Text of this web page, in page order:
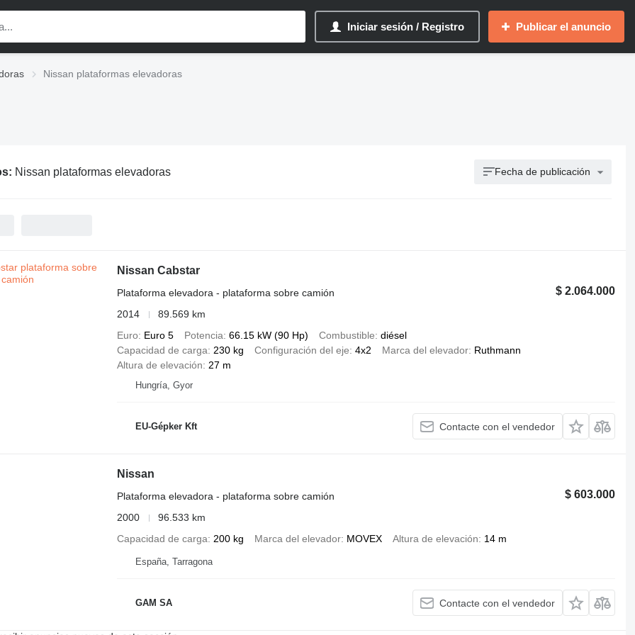
Iniciar sesión / Registro Publicar el anuncio
Nissan plataformas elevadoras
Nissan plataformas elevadoras Fecha de publicación
Nissan Cabstar
$ 2.064.000
Plataforma elevadora - plataforma sobre camión
2014
89.569 km
Euro
Euro 5 Potencia 66.15 kW (90 Hp) Combustible diésel
Capacidad de carga
230 kg Configuración del eje 4x2 Marca del elevador Ruthmann
Altura de elevación
27 m
Hungría, Gyor
EU-Gépker Kft Contacte con el vendedor
Nissan
$ 603.000
Plataforma elevadora - plataforma sobre camión
2000
96.533 km
Capacidad de carga
200 kg Marca del elevador MOVEX Altura de elevación 14 m
España, Tarragona
GAM SA Contacte con el vendedor